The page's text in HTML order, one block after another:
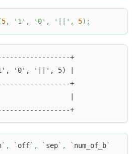
5, '1' , '0' , '||' , 5) ;
+
'1', '0', '||', 5) |
+
|
+
` , ` off` , ` sep` , ` num_of_b`